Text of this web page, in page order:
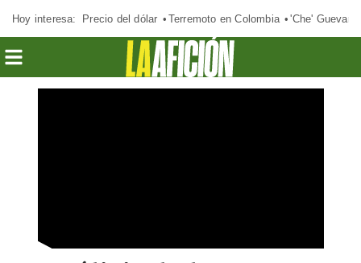
Hoy interesa: Precio del dólar Terremoto en Colombia 'Che' Guevara